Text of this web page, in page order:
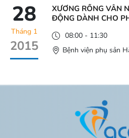
28
Tháng 1
2015
XƯƠNG RỒNG VẪN
ĐỘNG DÀNH CHO
08:00 - 11:30
Bệnh viện phụ sản